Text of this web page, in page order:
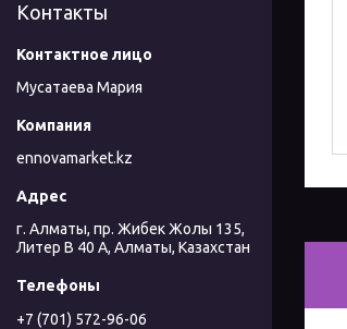
Контакты
Мусатаева Мария
ennovamarket.kz
г. Алматы, пр. Жибек Жолы 135,
Литер В 40 А, Алматы, Казахстан
+7 (701) 572-96-06